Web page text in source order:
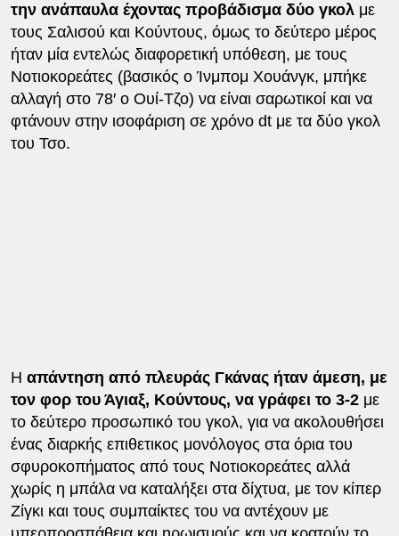
την ανάπαυλα έχοντας προβάδισμα δύο γκολμε
τους Σαλισού και Κούντους, όμως το δεύτερο μέρος
ήταν μία εντελώς διαφορετική υπόθεση, με τους
Νοτιοκορεάτες (βασικός ο Ίνμπομ Χουάνγκ, μπήκε
αλλαγή στο 78′ ο Ουί-Τζο) να είναι σαρωτικοί και να
φτάνουν στην ισοφάριση σε χρόνο dt με τα δύο γκολ
του Τσο.
Η απάντηση από πλευράς Γκάνας ήταν άμεση, με
τον φορ του Άγιαξ, Κούντους, να γράφει το 3-2 με
το δεύτερο προσωπικό του γκολ, για να ακολουθήσει
ένας διαρκής επιθετικος μονόλογος στα όρια του
σφυροκοπήματος από τους Νοτιοκορεάτες αλλά
χωρίς η μπάλα να καταλήξει στα δίχτυα, με τον κίπερ
Ζίγκι και τους συμπαίκτες του να αντέχουν με